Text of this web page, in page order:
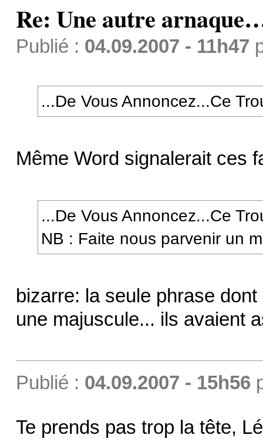
Re: Une autre
Publié : 04.09.2007 - 11h47
...De Vous Annoncez...Ce
Même Word signalerait ces
...De Vous Annoncez...Ce
NB : Faite nous parvenir un
bizarre: la seule phrase
une majuscule... ils avaient
Publié : 04.09.2007 - 15h56
Te prends pas trop la tête,